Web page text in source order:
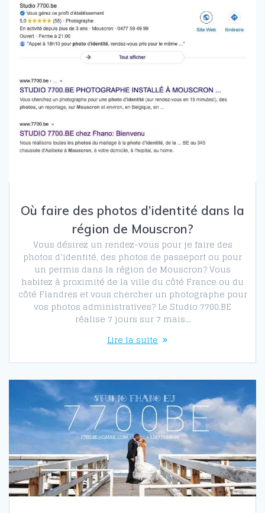
Où faire des photos d’identité dans la
région de Mouscron?
Vous désirez un rendez-vous pour je faire des
photos d’identité, des photos de passeport ou pour
un permis dans la région de Mouscron? Vous
habitez à proximité de la ville du côté France ou du
côté Flandres et vous chercher un photographe pour
vos photos administratives? Le Studio 7700.BE
réalise 7 jours sur 7 mais…
Lire la suite